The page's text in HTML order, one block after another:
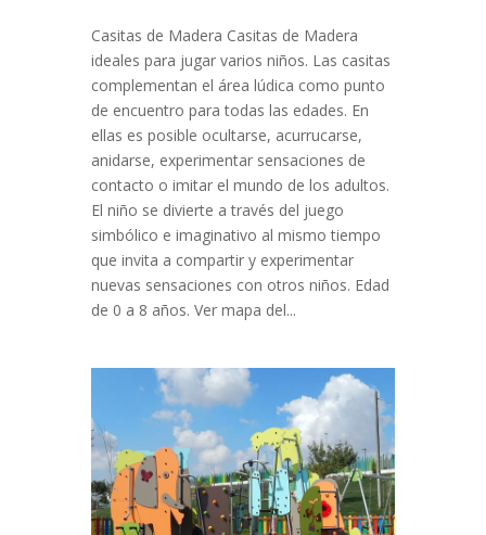
Casitas de Madera Casitas de Madera
ideales para jugar varios niños. Las casitas
complementan el área lúdica como punto
de encuentro para todas las edades. En
ellas es posible ocultarse, acurrucarse,
anidarse, experimentar sensaciones de
contacto o imitar el mundo de los adultos.
El niño se divierte a través del juego
simbólico e imaginativo al mismo tiempo
que invita a compartir y experimentar
nuevas sensaciones con otros niños. Edad
de 0 a 8 años. Ver mapa del...